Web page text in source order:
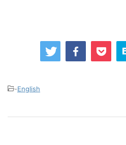
-English